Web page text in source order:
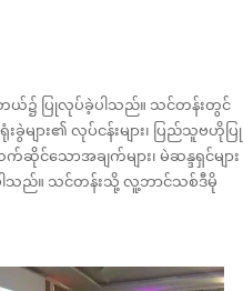
ယ်၌ ပြုလုပ်ခဲ့ပါသည်။ သင်တန်းတွင်
ခွဲများ၏ လုပ်ငန်းများ၊ ပြည်သူဗဟိုပြု
င်သောအချက်များ၊ မဲဆန္ဒရှင်များ
ပါသည်။ သင်တန်းသို့ လူ့ဘာင်သစ်ဒီမို